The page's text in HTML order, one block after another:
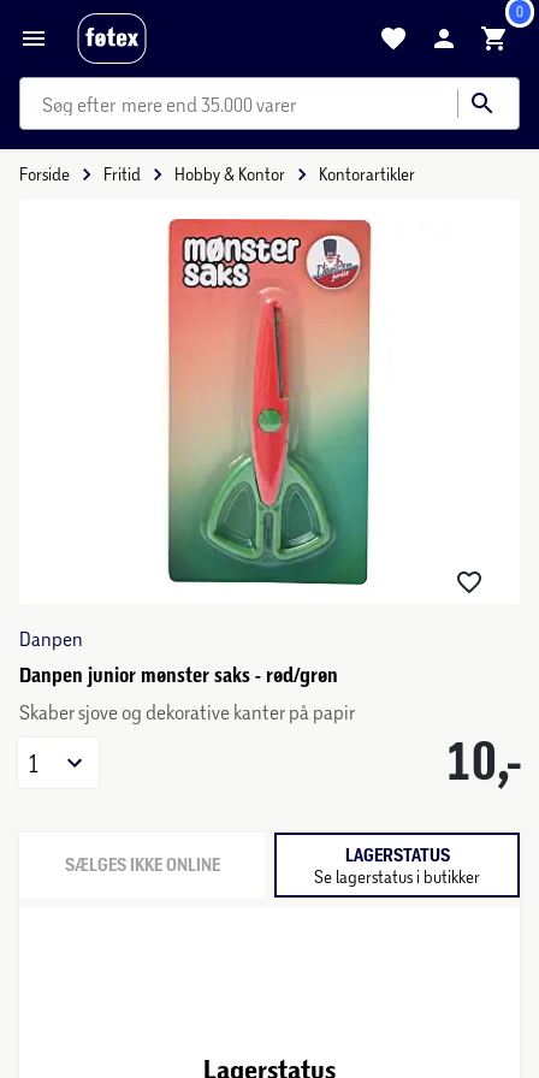
0
mere end 35.000 varer
Forside Fritid Hobby & Kontor Kontorartikler
Danpen
Danpen junior mønster saks - rød/grøn
Skaber sjove og dekorative kanter på papir
10,-
1
SÆLGES IKKE ONLINE LAGERSTATUS
Se lagerstatus i butikker
Lagerstatus